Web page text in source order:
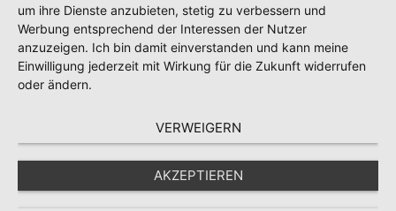
um ihre Dienste anzubieten, stetig zu verbessern und
Werbung entsprechend der Interessen der Nutzer
anzuzeigen. Ich bin damit einverstanden und kann meine
Einwilligung jederzeit mit Wirkung für die Zukunft widerrufen
oder ändern.
VERWEIGERN
AKZEPTIEREN